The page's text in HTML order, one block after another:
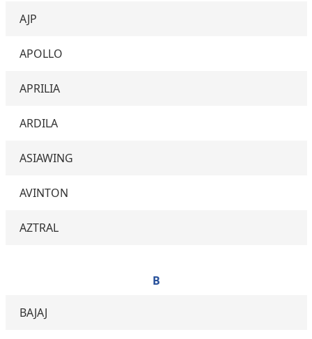
AJP
APOLLO
APRILIA
ARDILA
ASIAWING
AVINTON
AZTRAL
B
BAJAJ